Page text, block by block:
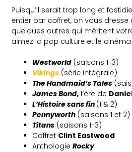
Puisqu’il serait trop long et
entier par coffret, on vous dresse
quelques autres qui méritent
aimez la pop culture et le cinéma
Westworld (saisons 1-3)
Vikings (série intégrale)
The Handmaid’s Tales
James Bond, l’ère de
L’Histoire sans fin (1 & 2)
Pennyworth (saisons 1 et 2)
Titans (saisons 1-3)
Coffret Clint Eastwood
AnthologieRocky